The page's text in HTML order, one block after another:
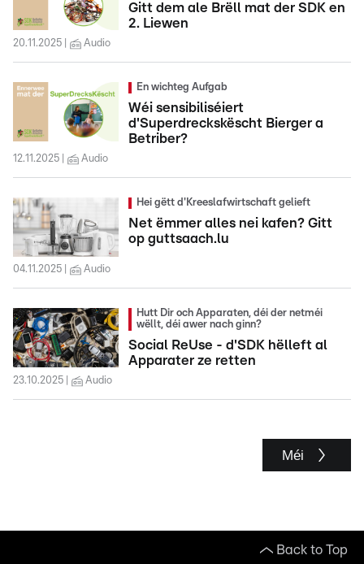
Gitt dem ale Brëll mat der SDK en
2. Liewen
20.11.2025 Audio
En wichteg Aufgab
Wéi sensibiliséiert
d'Superdreckskëscht Bierger a
Betriber?
12.11.2025 Audio
Hei gëtt d'Kreeslafwirtschaft gelieft
Net ëmmer alles nei kafen? Gitt
op guttsaach.lu
04.11.2025 Audio
Hutt Dir och Apparaten, déi der netméi
wëllt, déi awer nach ginn?
Social ReUse - d'SDK hëlleft al
Apparater ze retten
23.10.2025 Audio
Méi
Back to Top